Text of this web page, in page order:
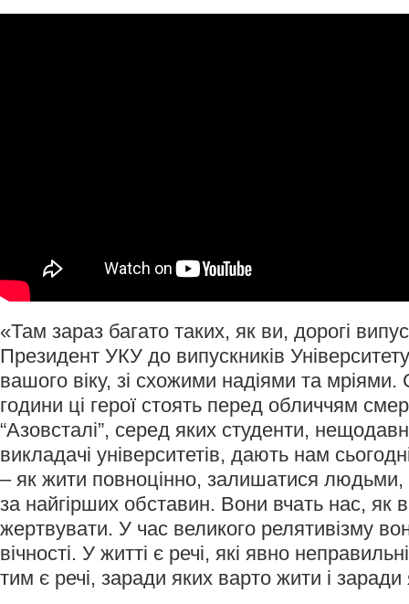
«Там зараз багато таких, як ви, дорогі
Президент УКУ до випускників
вашого віку, зі схожими надіями та
години ці герої стоять перед обличчям
“Азовсталі”, серед яких студенти,
викладачі університетів, дають нам
– як жити повноцінно, залишатися людьми,
за найгірших обставин. Вони вчать нас, як
жертвувати. У час великого релятивізму
вічності. У житті є речі, які явно
тим є речі, заради яких варто жити і